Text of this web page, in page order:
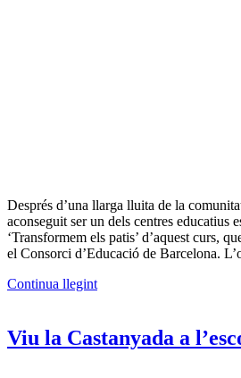
Després d’una llarga lluita de la
aconseguit ser un dels centres educatius
‘Transformem els patis’ d’aquest curs,
el Consorci d’Educació de Barcelona.
Continua llegint
Viu la Castanyada a